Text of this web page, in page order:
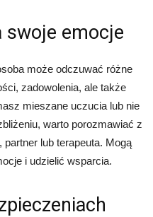
swoje emocje
może odczuwać różne
zadowolenia, ale także
mieszane uczucia lub nie
warto porozmawiać z
lub terapeuta. Mogą
i udzielić wsparcia.